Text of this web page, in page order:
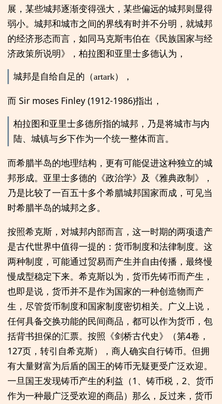
展，某些城邦逐渐变得强大，某些偏远的城邦则显得
弱小。城邦和城市之间的界线有时并不分明，就城邦
的经济形态而言，如同马克斯韦伯在《民族国家与经
济政策所说明》，柏拉图和亚里士多德认为，
城邦是自给自足的（artark），
而 Sir moses Finley (1912-1986)指出，
柏拉图和亚里士多德所指的城邦，乃是将城市与内
陆、城镇与乡下作为一个统一整体而言。
而希腊半岛的地理结构，更有可能促进这种独立的城
邦形成。亚里士多德的《政治学》及《雅典政制》，
乃是比较了一百五十多个希腊城邦国家而成，可见当
时希腊半岛的城邦之多。
按照希克斯，对城邦内部而言，这一时期的两项遗产
是古代世界中值得一提的：货币制度和法律制度。这
两种制度，可能通过贸易而产生并自由传播，最终慢
慢成型稳定下来。希克斯以为，货币先铸币而产生，
也即是说，货币并不是作为国家的一种创造物而产
生，尽管货币制度和国家制度密切相关。广义上说，
任何具备交换功能的民间商品，都可以作为货币，包
括背书担保的汇票。按照《剑桥古代史》（第4卷，
127页，转引自希克斯），商人确实自行铸币。但拥
有大量财富为后盾的国王的铸币无疑更受广泛欢迎。
一旦国王发现铸币产生的利益（1、铸币税，2、货币
作为一种最广泛受欢迎的商品）那么，反过来，货币